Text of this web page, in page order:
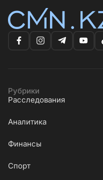
Рубрики
Расследования
Аналитика
Финансы
Cпорт